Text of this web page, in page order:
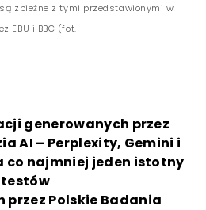
zbieżne z tymi przedstawionymi w
EBU i BBC (fot.
generowanych przez
AI – Perplexity, Gemini i
co najmniej jeden istotny
testów
przez Polskie Badania